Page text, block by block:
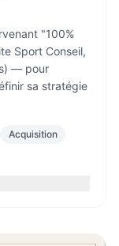
"100%
Sport Conseil,
— pour
sa stratégie
Acquisition